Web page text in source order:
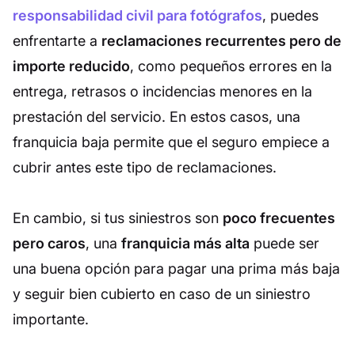
responsabilidad civil para fotógrafos, puedes
enfrentarte a reclamaciones recurrentes pero de
importe reducido, como pequeños errores en la
entrega, retrasos o incidencias menores en la
prestación del servicio. En estos casos, una
franquicia baja permite que el seguro empiece a
cubrir antes este tipo de reclamaciones.
En cambio, si tus siniestros son poco frecuentes
pero caros, una franquicia más alta puede ser
una buena opción para pagar una prima más baja
y seguir bien cubierto en caso de un siniestro
importante.